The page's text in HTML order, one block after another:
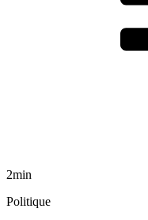
2min
Politique